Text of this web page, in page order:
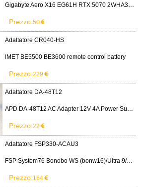
Gigabyte Aero X16 EG61H RTX 5070 2WHA3USC64AH LITEON PA-1151-76 150W adapter
Prezzo:50
Adattatore CR040-HS
IMET BE5500 BE3600 remote control battery
Prezzo:229
Adattatore DA-48T12
APD DA-48T12 AC Adapter 12V 4A Power Supply Cord
Prezzo:22
Adattatore FSP330-ACAU3
FSP System76 Bonobo WS (bonw16)/Ultra 9/RTX5090
Prezzo:164